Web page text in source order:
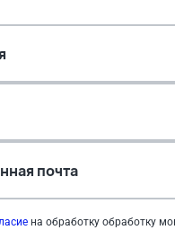
почта
на обработку обработку